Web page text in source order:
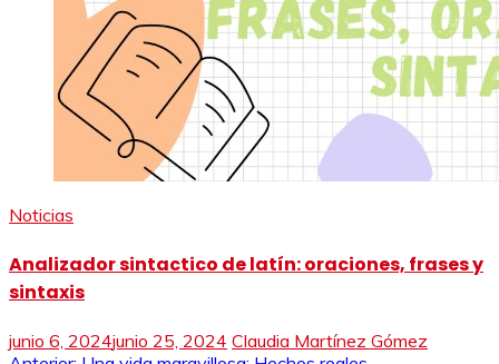
Noticias
Analizador sintactico de latín: oraciones, frases y
sintaxis
junio 6, 2024junio 25, 2024 Claudia Martínez Gómez